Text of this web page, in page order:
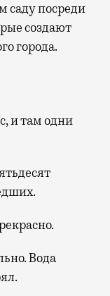
саду посреди
создают
города.
и там одни
Вода